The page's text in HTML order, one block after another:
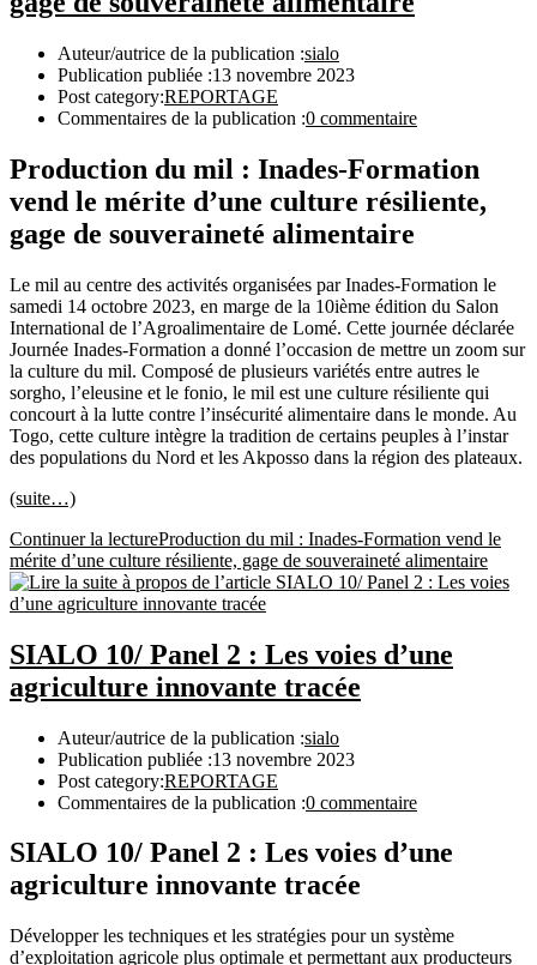
Auteur/autrice de la publication :sialo
Publication publiée :13 novembre 2023
Post category:REPORTAGE
Commentaires de la publication :0 commentaire
Production du mil : Inades-Formation
vend le mérite d’une culture résiliente,
gage de souveraineté alimentaire
Le mil au centre des activités organisées par Inades-Formation le
samedi 14 octobre 2023, en marge de la 10ième édition du Salon
International de l’Agroalimentaire de Lomé. Cette journée déclarée
Journée Inades-Formation a donné l’occasion de mettre un zoom sur
la culture du mil. Composé de plusieurs variétés entre autres le
sorgho, l’eleusine et le fonio, le mil est une culture résiliente qui
concourt à la lutte contre l’insécurité alimentaire dans le monde. Au
Togo, cette culture intègre la tradition de certains peuples à l’instar
des populations du Nord et les Akposso dans la région des plateaux.
(suite…)
Continuer la lectureProduction du mil : Inades-Formation vend le
mérite d’une culture résiliente, gage de souveraineté alimentaire
SIALO 10/ Panel 2 : Les voies d’une
agriculture innovante tracée
Auteur/autrice de la publication :sialo
Publication publiée :13 novembre 2023
Post category:REPORTAGE
Commentaires de la publication :0 commentaire
SIALO 10/ Panel 2 : Les voies d’une
agriculture innovante tracée
Développer les techniques et les stratégies pour un système
d’exploitation agricole plus optimale et permettant aux producteurs